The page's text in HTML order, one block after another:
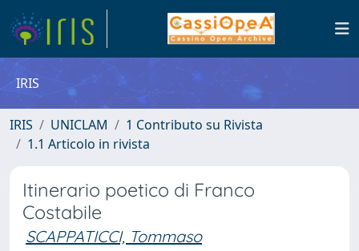
IRIS
IRIS UNICLAM
1 Contributo su Rivista
1.1 Articolo in rivista
Itinerario poetico di Franco
Costabile
SCAPPATICCI, Tommaso